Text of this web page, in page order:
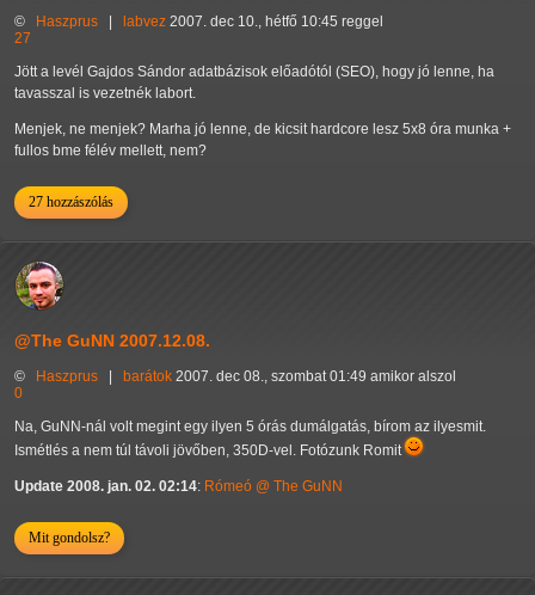
© Haszprus labvez 2007. dec 10., hétfő 10:45 reggel
27
Jött a levél Gajdos Sándor adatbázisok előadótól (SEO), hogy jó lenne, ha
tavasszal is vezetnék labort.
Menjek, ne menjek? Marha jó lenne, de kicsit hardcore lesz 5x8 óra munka +
fullos bme félév mellett, nem?
27 hozzászólás
@The GuNN 2007.12.08.
© Haszprus | barátok 2007. dec 08., szombat 01:49 amikor alszol
0
Na, GuNN-nál volt megint egy ilyen 5 órás dumálgatás, bírom az ilyesmit.
Ismétlés a nem túl távoli jövőben, 350D-vel. Fotózunk Romit
Update 2008. jan. 02. 02:14: Rómeó @ The GuNN
Mit gondolsz?